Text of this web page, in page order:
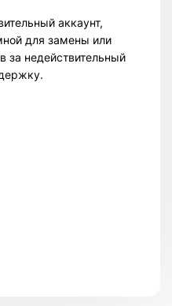
аккаунт,
для замены или
за недействительный